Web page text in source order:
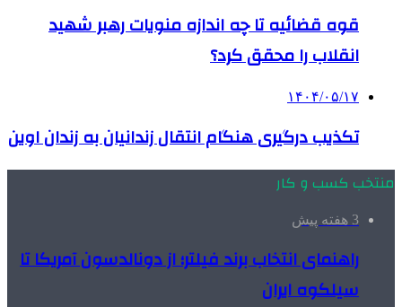
قوه قضائیه تا چه اندازه منویات رهبر شهید
انقلاب را محقق کرد؟
۱۴۰۴/۰۵/۱۷
تکذیب درگیری هنگام انتقال زندانیان به زندان اوین
منتخب کسب و کار
3 هفته پیش
راهنمای انتخاب برند فیلتر؛ از دونالدسون آمریکا تا
سیلکوه ایران